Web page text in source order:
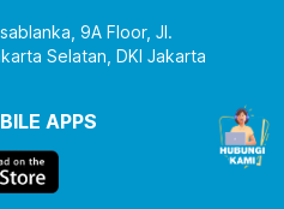
9A Floor, Jl.
Selatan, DKI Jakarta
APPS